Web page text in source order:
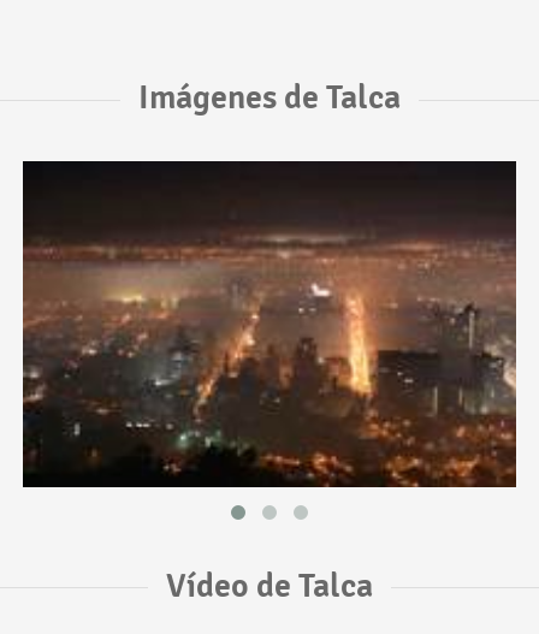
Imágenes de Talca
Vídeo de Talca